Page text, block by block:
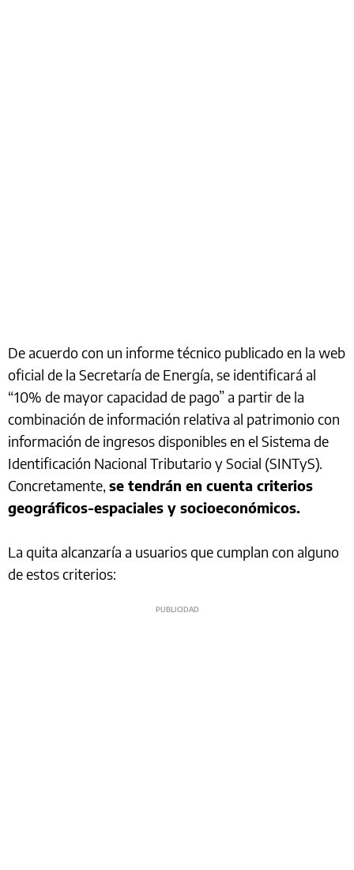
De acuerdo con un informe técnico publicado en la web
oficial de la Secretaría de Energía, se identificará al
“10% de mayor capacidad de pago” a partir de la
combinación de información relativa al patrimonio con
información de ingresos disponibles en el Sistema de
Identificación Nacional Tributario y Social (SINTyS).
Concretamente, se tendrán en cuenta criterios
geográficos-espaciales y socioeconómicos.
La quita alcanzaría a usuarios que cumplan con alguno
de estos criterios: